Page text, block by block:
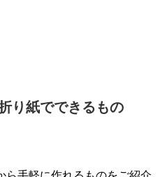
り紙でできるもの